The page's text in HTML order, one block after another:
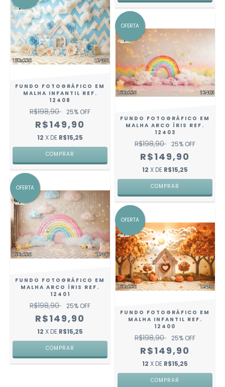
FUNDO FOTOGRÁFICO EM
MALHA INFANTIL REF.
12408
R$198,90 25% OFF
R$149,90
12 X DE R$15,25
COMPRAR
OFERTA
FUNDO FOTOGRÁFICO EM
MALHA ARCO ÍRIS REF.
12403
R$198,90 25% OFF
R$149,90
12 X DE R$15,25
COMPRAR
OFERTA
FUNDO FOTOGRÁFICO EM
MALHA ARCO ÍRIS REF.
12401
R$198,90 25% OFF
R$149,90
12 X DE R$15,25
COMPRAR
OFERTA
FUNDO FOTOGRÁFICO EM
MALHA INFANTIL REF.
12400
R$198,90 25% OFF
R$149,90
12 X DE R$15,25
COMPRAR